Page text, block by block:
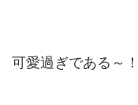
可愛過ぎである～